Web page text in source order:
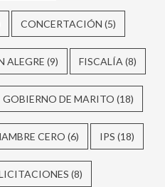
CONCERTACIÓN (5)
ALEGRE (9) FISCALÍA (8)
GOBIERNO DE MARITO (18)
CERO (6) IPS (18)
(8)